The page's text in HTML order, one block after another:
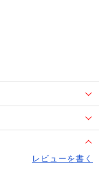
レビューを書く